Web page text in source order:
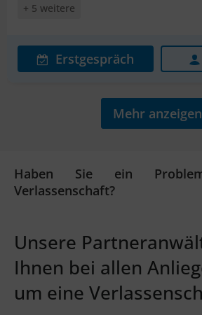
+ 5 weitere
Erstgespräch
Mehr anzeigen
Haben Sie ein
Verlassenschaft?
Unsere
Ihnen bei allen
um eine